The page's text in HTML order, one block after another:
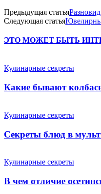
Предыдущая статья
Следующая статья
ЭТО МОЖЕТ БЫТЬ
Кулинарные секреты
Какие бывают
Кулинарные секреты
Секреты блюд в
Кулинарные секреты
В чем отличие